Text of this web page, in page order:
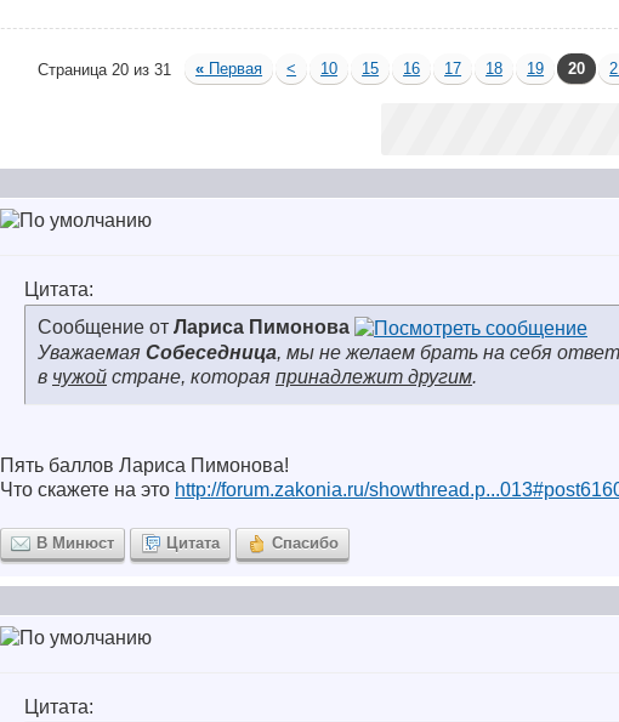
Страница 20 из 31 « Первая < 10 15 16 17 18 19 20
Цитата:
Сообщение от Лариса Пимонова
Уважаемая Собеседница, мы не желаем брать на себя
в чужой стране, которая принадлежит другим.
Пять баллов Лариса Пимонова!
Что скажете на это http://forum.zakonia.ru/
В Минюст Цитата Спасибо
Цитата: